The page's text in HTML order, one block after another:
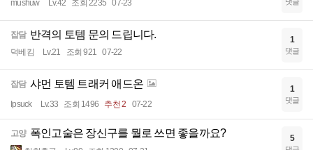
mushuw Lv.42 조회 2235 07-23
잡담 반격의 토템 문의 드립니다.
덕베킴 Lv.21 조회 921 07-22
1
댓글
잡담 샤먼 토템 트래커 애드온
Ipsuck Lv.33 조회 1496 추천 2 07-22
1
댓글
고양 폭인고술은 장신구를 뭘로 쓰면 좋을까요? 5